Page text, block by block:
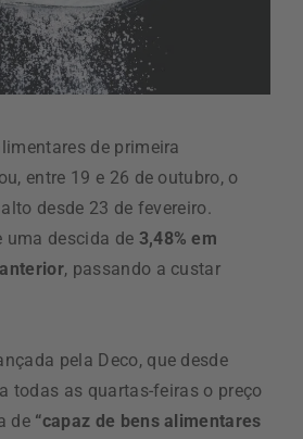
de primeira
entre 19 e 26 de outubro, o
desde 23 de fevereiro.
uma descida de 3,48% em
, passando a custar
pela Deco, que desde
todas as quartas-feiras o preço
de “capaz de bens alimentares